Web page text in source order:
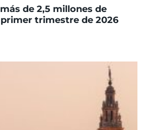
de 2,5 millones de
trimestre de 2026